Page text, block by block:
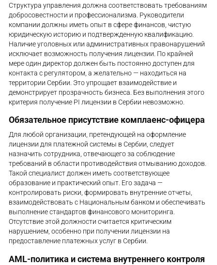
Структура управления должна соответствовать требованиям
добросовестности и профессионализма. Руководители
компании должны иметь опыт в сфере финансов, чистую
юридическую историю и подтвержденную квалификацию.
Наличие уголовных или административных правонарушений
исключает возможность получения лицензии. По крайней
мере один директор должен быть постоянно доступен для
контакта с регулятором, а желательно — находиться на
территории Сербии. Это упрощает взаимодействие и
демонстрирует прозрачность бизнеса. Без выполнения этого
критерия получение PI лицензии в Сербии невозможно.
Обязательное присутствие комплаенс-офицера
Для любой организации, претендующей на оформление
лицензии для платежной системы в Сербии, следует
назначить сотрудника, отвечающего за соблюдение
требований в области противодействия отмыванию доходов.
Такой специалист должен иметь соответствующее
образование и практический опыт. Его задача —
контролировать риски, формировать внутренние отчеты,
взаимодействовать с Национальным банком и обеспечивать
выполнение стандартов финансового мониторинга.
Отсутствие этой должности считается критическим
нарушением, особенно при получении лицензии на
предоставление платежных услуг в Сербии.
AML-политика и система внутреннего контроля